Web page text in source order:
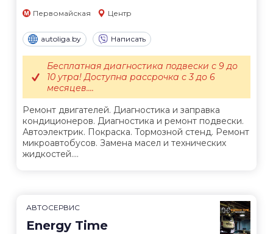
Первомайская Центр
autoliga.by Написать
Ремонт двигателей. Диагностика и заправка
кондиционеров. Диагностика и ремонт подвески.
Автоэлектрик. Покраска. Тормозной стенд. Ремонт
микроавтобусов. Замена масел и технических
жидкостей....
Бесплатная диагностика подвески с 9 до
10 утра! Доступна рассрочка с 3 до 6
месяцев....
АВТОСЕРВИС
Energy Time